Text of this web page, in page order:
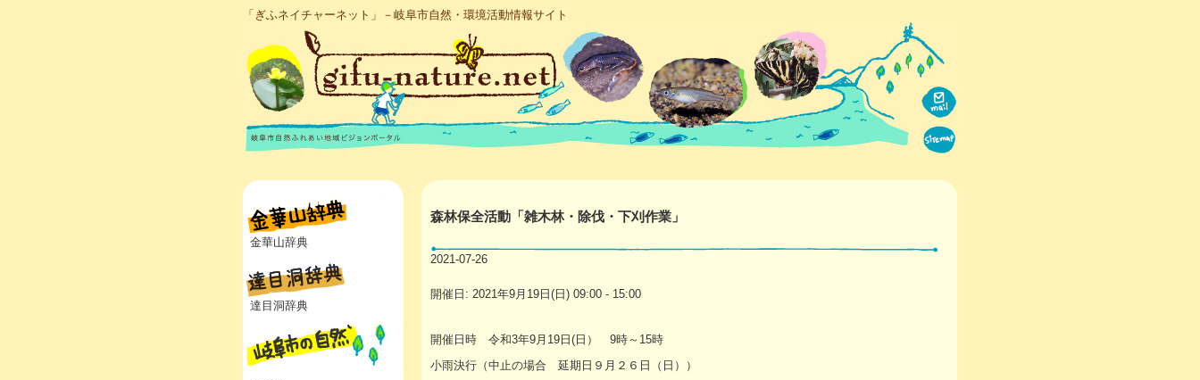
「ぎふネイチャーネット」－岐阜市自然・環境活動情報サイト
金華山辞典
達目洞辞典
森林保全活動「雑木林・除伐・下刈作業」
2021-07-26
開催日: 2021年9月19日(日) 09:00 - 15:00
開催日時 令和3年9月19日(日） 9時～15時
小雨決行（中止の場合 延期日９月２６日（日））